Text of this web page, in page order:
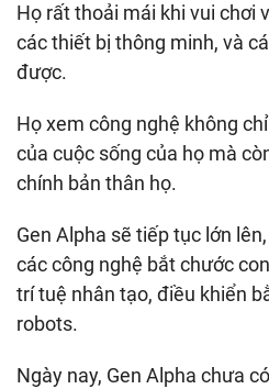
Họ rất thoải mái khi vui chơi
các thiết bị thông minh, và
được.
Họ xem công nghệ không
của cuộc sống của họ mà
chính bản thân họ.
Gen Alpha sẽ tiếp tục lớn
các công nghệ bắt chước
trí tuệ nhân tạo, điều khiển
robots.
Ngày nay, Gen Alpha chưa